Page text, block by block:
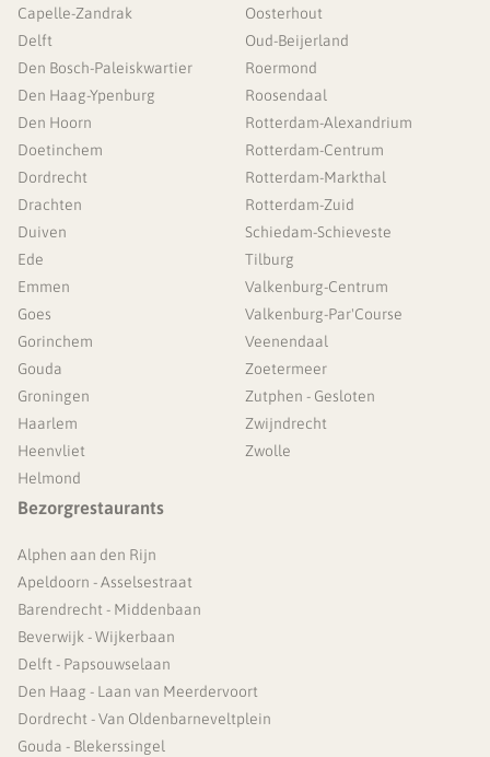
Capelle-Zandrak
Delft
Den Bosch-Paleiskwartier
Den Haag-Ypenburg
Den Hoorn
Doetinchem
Dordrecht
Drachten
Duiven
Ede
Emmen
Goes
Gorinchem
Gouda
Groningen
Haarlem
Heenvliet
Helmond
Oosterhout
Oud-Beijerland
Roermond
Roosendaal
Rotterdam-Alexandrium
Rotterdam-Centrum
Rotterdam-Markthal
Rotterdam-Zuid
Schiedam-Schieveste
Tilburg
Valkenburg-Centrum
Valkenburg-Par'Course
Veenendaal
Zoetermeer
Zutphen - Gesloten
Zwijndrecht
Zwolle
Bezorgrestaurants
Alphen aan den Rijn
Apeldoorn - Asselsestraat
Barendrecht - Middenbaan
Beverwijk - Wijkerbaan
Delft - Papsouwselaan
Den Haag - Laan van Meerdervoort
Dordrecht - Van Oldenbarneveltplein
Gouda - Blekerssingel